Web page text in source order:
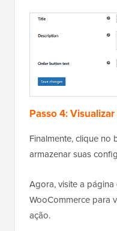
Passo 4:
Finalmente, clique no
armazenar suas
Agora, visite a
WooCommerce para
ação.